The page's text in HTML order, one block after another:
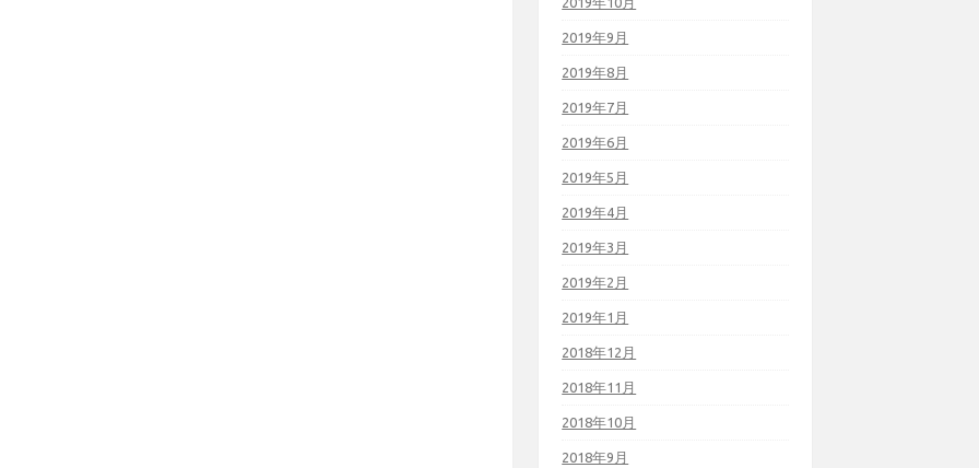
2019年9月
2019年8月
2019年7月
2019年6月
2019年5月
2019年4月
2019年3月
2019年2月
2019年1月
2018年12月
2018年11月
2018年10月
2018年9月